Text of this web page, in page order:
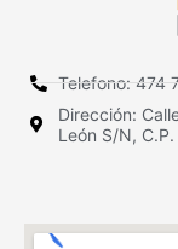
Telefono: 474
Dirección:
León S/N,